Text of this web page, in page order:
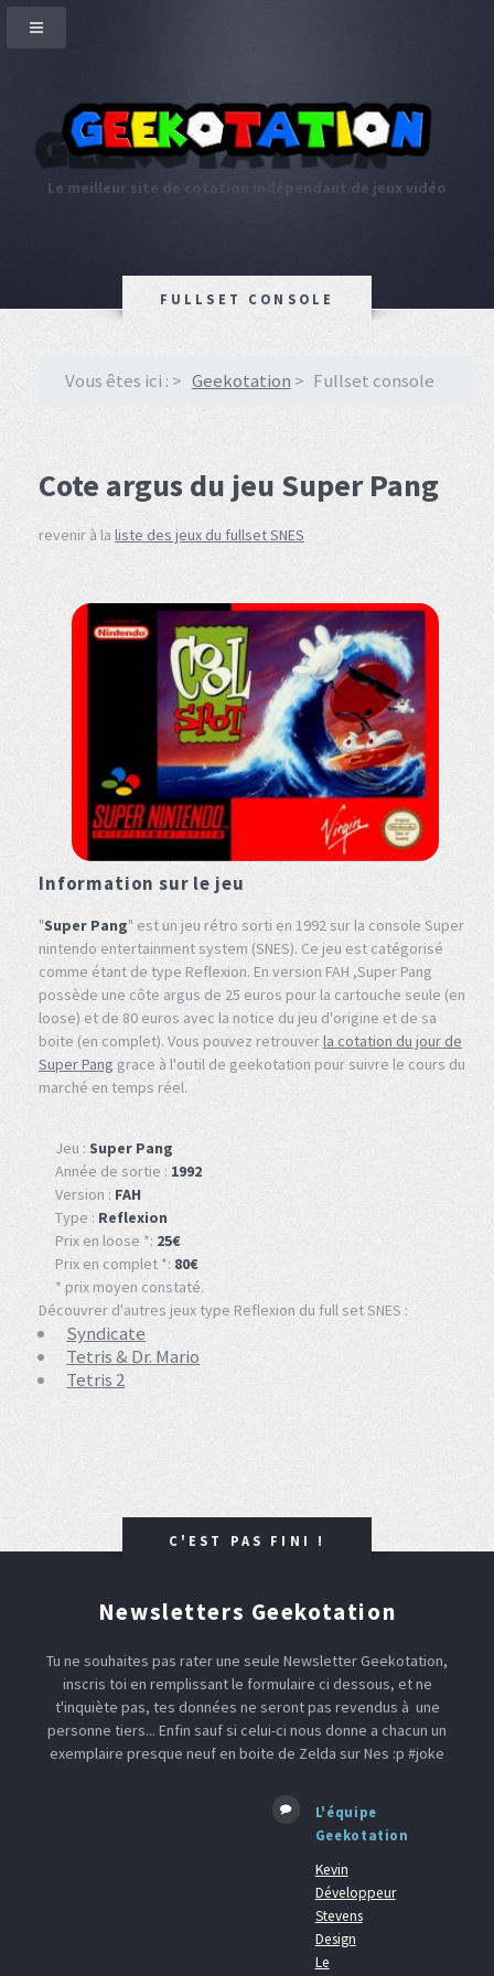
Le meilleur site de cotation indépendant de jeux vidéo
FULLSET CONSOLE
Vous êtes ici : Geekotation Fullset console
Cote argus du jeu Super Pang
revenir à la liste des jeux du fullset SNES
Information sur le jeu
"Super Pang" est un jeu rétro sorti en 1992 sur la console Super
nintendo entertainment system (SNES). Ce jeu est catégorisé
comme étant de type Reflexion. En version FAH ,Super Pang
possède une côte argus de 25 euros pour la cartouche seule (en
loose) et de 80 euros avec la notice du jeu d'origine et de sa
boite (en complet). Vous pouvez retrouverla cotation du jour de
Super Pang grace à l'outil de geekotation pour suivre le cours du
marché en temps réel.
Jeu : Super Pang
Année de sortie : 1992
Version : FAH
Type : Reflexion
Prix en loose *: 25€
Prix en complet *: 80€
* prix moyen constaté.
Découvrer d'autres jeux type Reflexion du full set SNES :
Syndicate
Tetris & Dr. Mario
Tetris 2
C'EST PAS FINI !
Newsletters Geekotation
Tu ne souhaites pas rater une seule Newsletter Geekotation,
inscris toi en remplissant le formulaire ci dessous, et ne
t'inquiète pas, tes données ne seront pas revendus à une
personne tiers... Enfin sauf si celui-ci nous donne a chacun un
exemplaire presque neuf en boite de Zelda sur Nes :p #joke
L'équipe
Geekotation
Kevin
Développeur
Stevens
Design
Le